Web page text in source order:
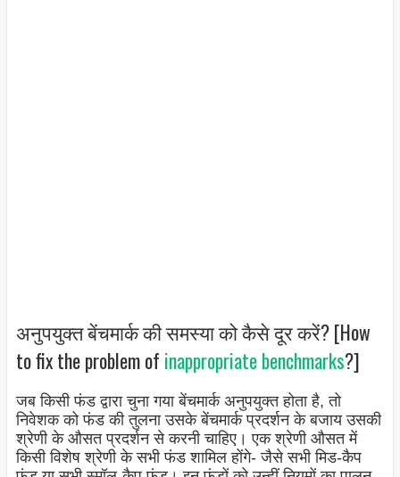
अनुपयुक्त बेंचमार्क की समस्या को कैसे दूर करें? [How
to fix the problem of inappropriate benchmarks?]
जब किसी फंड द्वारा चुना गया बेंचमार्क अनुपयुक्त होता है, तो
निवेशक को फंड की तुलना उसके बेंचमार्क प्रदर्शन के बजाय उसकी
श्रेणी के औसत प्रदर्शन से करनी चाहिए। एक श्रेणी औसत में
किसी विशेष श्रेणी के सभी फंड शामिल होंगे- जैसे सभी मिड-कैप